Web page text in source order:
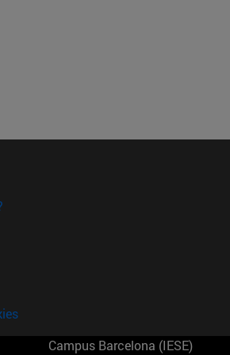
Campus Barcelona (IESE)